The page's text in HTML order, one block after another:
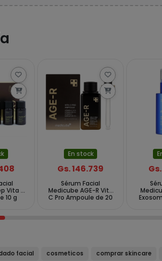
Vita C
10 g
En stock
Gs. 146.739
Sérum Facial
Medicube AGE-R Vita
C Pro Ampoule de 20
facial cosmeticos comprar skincare